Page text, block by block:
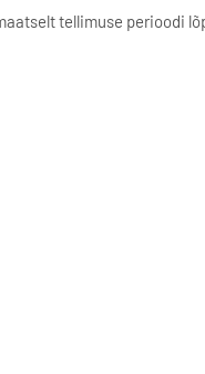
tellimuse perioodi